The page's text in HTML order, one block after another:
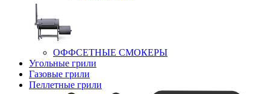
ОФФСЕТНЫЕ СМОКЕРЫ
Угольные грили
Газовые грили
Пеллетные грили